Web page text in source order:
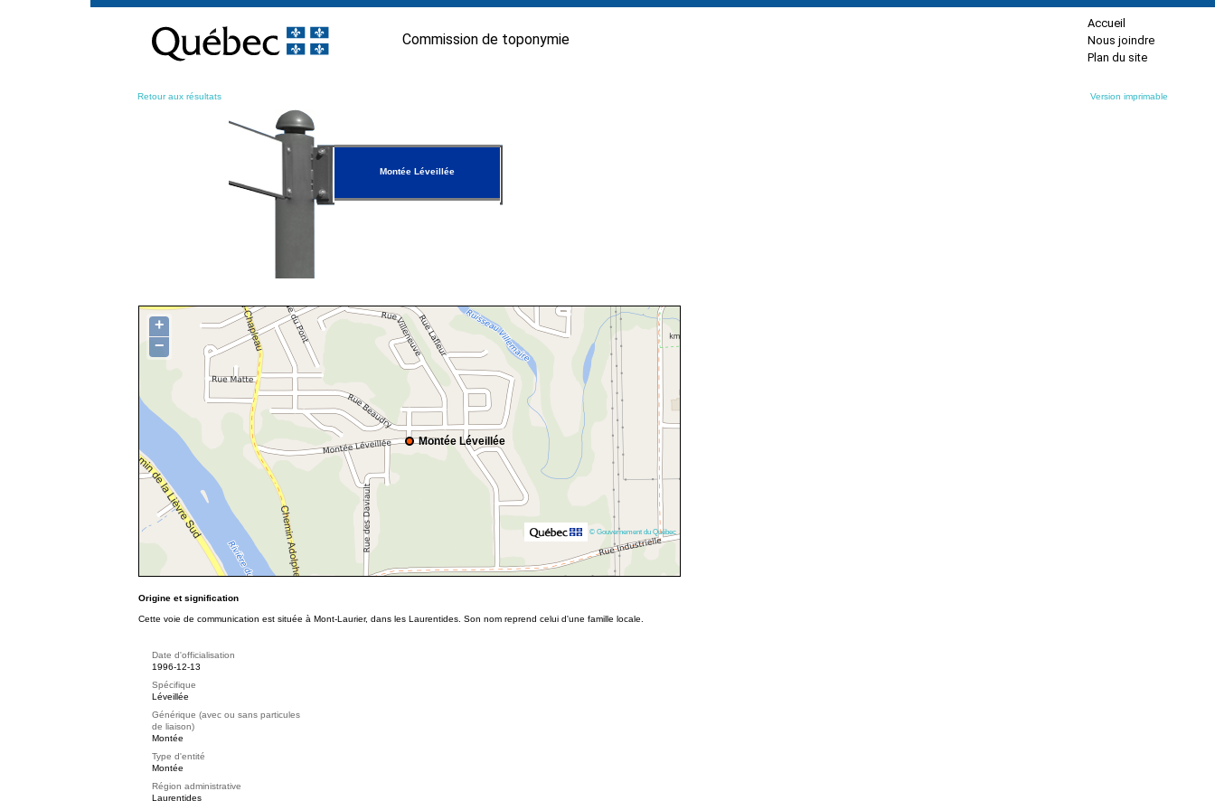
contenu
Commission de toponymie
Accueil
Nous joindre
Plan du site
Retour aux résultats Version imprimable
Montée Léveillée
Montée Léveillée
+
−
© Gouvernement du Québec
Origine et signification
Cette voie de communication est située à Mont-Laurier, dans les Laurentides. Son nom reprend celui d'une famille locale.
Date d'officialisation
1996-12-13
Spécifique
Léveillée
Générique (avec ou sans particules
de liaison)
Montée
Type d'entité
Montée
Région administrative
Laurentides